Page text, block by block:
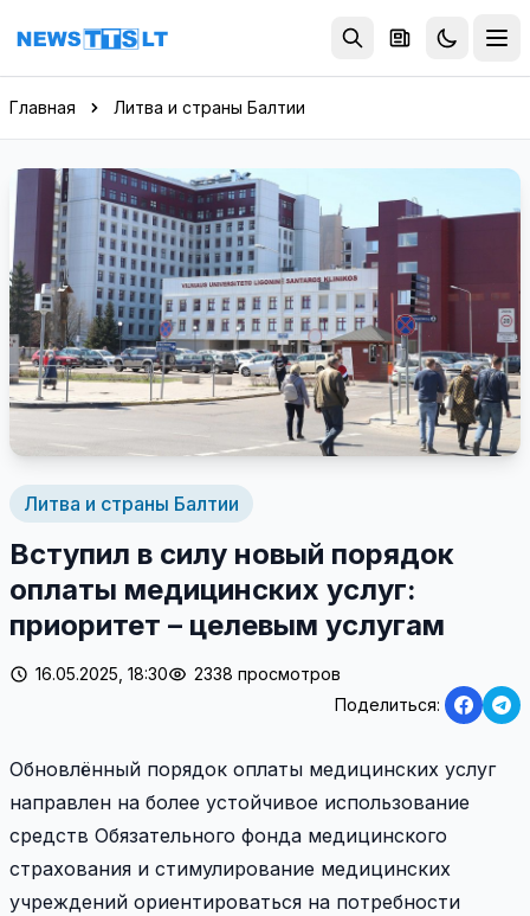
Перейти к содержимому
Главная Литва и страны Балтии
Литва и страны Балтии
Вступил в силу новый порядок
оплаты медицинских услуг:
приоритет – целевым услугам
16.05.2025, 18:30
2338 просмотров
Поделиться:
Обновлённый порядок оплаты медицинских услуг
направлен на более устойчивое использование
средств Обязательного фонда медицинского
страхования и стимулирование медицинских
учреждений ориентироваться на потребности